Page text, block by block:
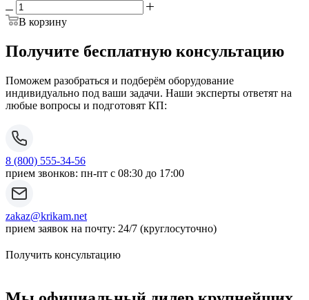
В корзину
Получите бесплатную консультацию
Поможем разобраться и подберём оборудование
индивидуально под ваши задачи. Наши эксперты ответят на
любые вопросы и подготовят КП:
8 (800) 555-34-56
прием звонков: пн-пт с 08:30 до 17:00
zakaz@krikam.net
прием заявок на почту: 24/7 (круглосуточно)
Получить консультацию